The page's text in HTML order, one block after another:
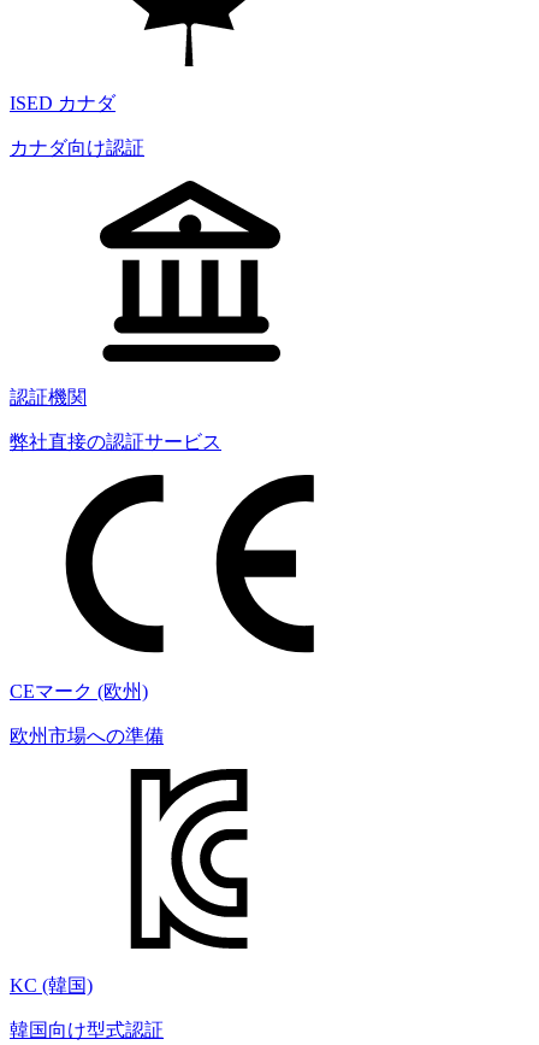
ISED カナダ
カナダ向け認証
認証機関
弊社直接の認証サービス
CEマーク (欧州)
欧州市場への準備
KC (韓国)
韓国向け型式認証